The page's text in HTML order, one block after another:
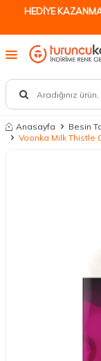
HEDİYE
Anasayfa Besin
Voonka Milk Thistle